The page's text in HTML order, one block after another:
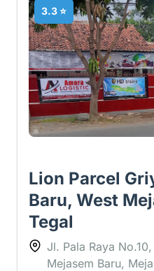
3.3 ⭐
Lion Parcel
Baru, West
Tegal
Jl. Pala Raya
Mejasem Baru,